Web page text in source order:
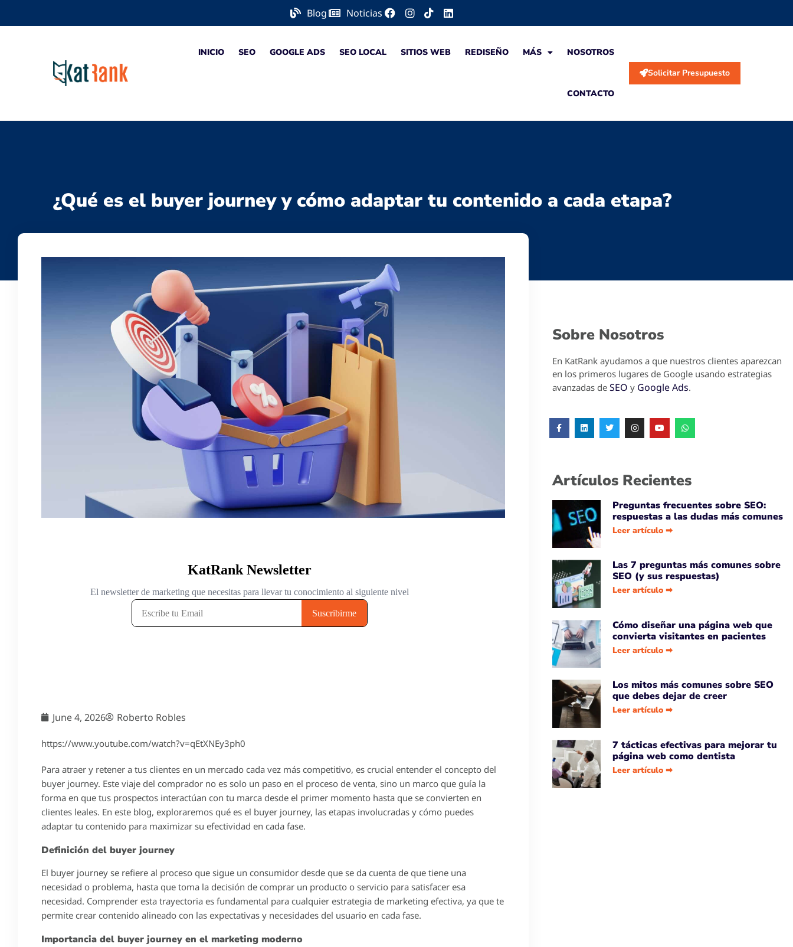
Blog Noticias
INICIO SEO GOOGLE ADS SEO LOCAL SITIOS WEB REDISEÑO MÁS NOSOTROS
CONTACTO
Solicitar Presupuesto
¿Qué es el buyer journey y cómo adaptar tu contenido a cada etapa?
Sobre Nosotros
En KatRank ayudamos a que nuestros clientes aparezcan
en los primeros lugares de Google usando estrategias
avanzadas de SEO y Google Ads.
Artículos Recientes
Preguntas frecuentes sobre SEO:
respuestas a las dudas más comunes
Leer artículo ➡
Las 7 preguntas más comunes sobre
SEO (y sus respuestas)
Leer artículo ➡
Cómo diseñar una página web que
convierta visitantes en pacientes
Leer artículo ➡
Los mitos más comunes sobre SEO
que debes dejar de creer
Leer artículo ➡
7 tácticas efectivas para mejorar tu
página web como dentista
Leer artículo ➡